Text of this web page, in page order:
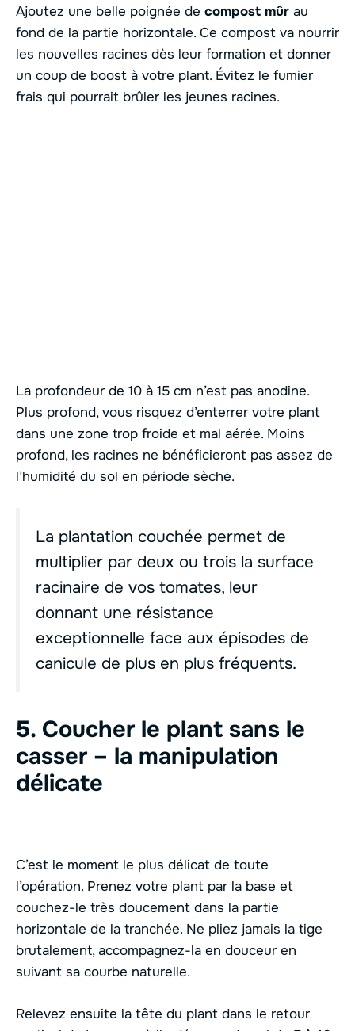
Ajoutez une belle poignée de compost mûr au
fond de la partie horizontale. Ce compost va nourrir
les nouvelles racines dès leur formation et donner
un coup de boost à votre plant. Évitez le fumier
frais qui pourrait brûler les jeunes racines.
La profondeur de 10 à 15 cm n’est pas anodine.
Plus profond, vous risquez d’enterrer votre plant
dans une zone trop froide et mal aérée. Moins
profond, les racines ne bénéficieront pas assez de
l’humidité du sol en période sèche.
La plantation couchée permet de
multiplier par deux ou trois la surface
racinaire de vos tomates, leur
donnant une résistance
exceptionnelle face aux épisodes de
canicule de plus en plus fréquents.
5. Coucher le plant sans le
casser – la manipulation
délicate
C’est le moment le plus délicat de toute
l’opération. Prenez votre plant par la base et
couchez-le très doucement dans la partie
horizontale de la tranchée. Ne pliez jamais la tige
brutalement, accompagnez-la en douceur en
suivant sa courbe naturelle.
Relevez ensuite la tête du plant dans le retour